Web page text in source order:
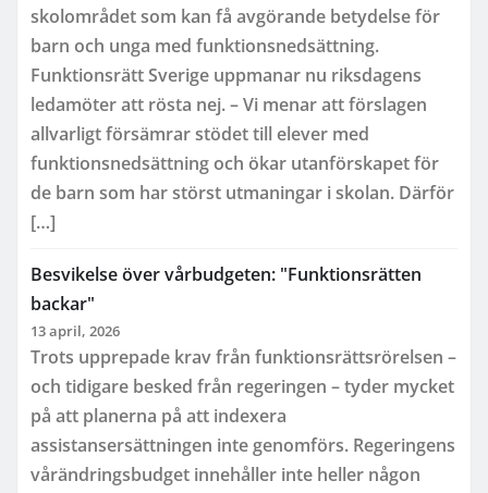
skolområdet som kan få avgörande betydelse för
barn och unga med funktionsnedsättning.
Funktionsrätt Sverige uppmanar nu riksdagens
ledamöter att rösta nej. – Vi menar att förslagen
allvarligt försämrar stödet till elever med
funktionsnedsättning och ökar utanförskapet för
de barn som har störst utmaningar i skolan. Därför
[…]
Besvikelse över vårbudgeten: "Funktionsrätten
backar"
13 april, 2026
Trots upprepade krav från funktionsrättsrörelsen –
och tidigare besked från regeringen – tyder mycket
på att planerna på att indexera
assistansersättningen inte genomförs. Regeringens
vårändringsbudget innehåller inte heller någon